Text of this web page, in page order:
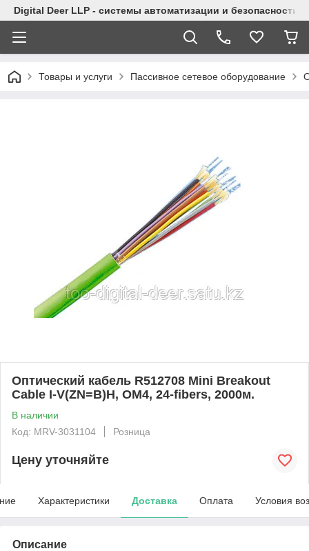
Digital Deer LLP - системы автоматизации и безопасности
Товары и услуги Пассивное сетевое оборудование
Оптический кабель R512708 Mini Breakout
Cable I-V(ZN=B)H, OM4, 24-fibers, 2000м.
В наличии
Код: MRV-3031104
Розница
Цену уточняйте
Характеристики Доставка Оплата Условия
Описание